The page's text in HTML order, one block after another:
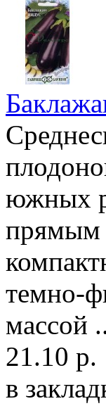
южных
прямым
темно-
массой
21.10 р.
в